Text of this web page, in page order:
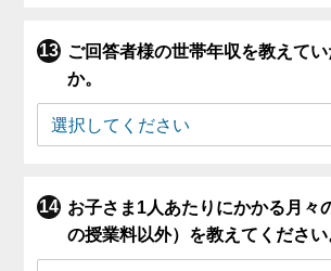
ご回答者様の世帯年収を教えて
か。
お子さま1人あたりにかかる月々
の授業料以外）を教えてください